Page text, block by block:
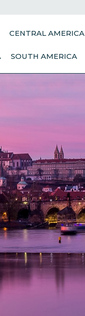
CENTRAL AMERICA
SOUTH AMERICA